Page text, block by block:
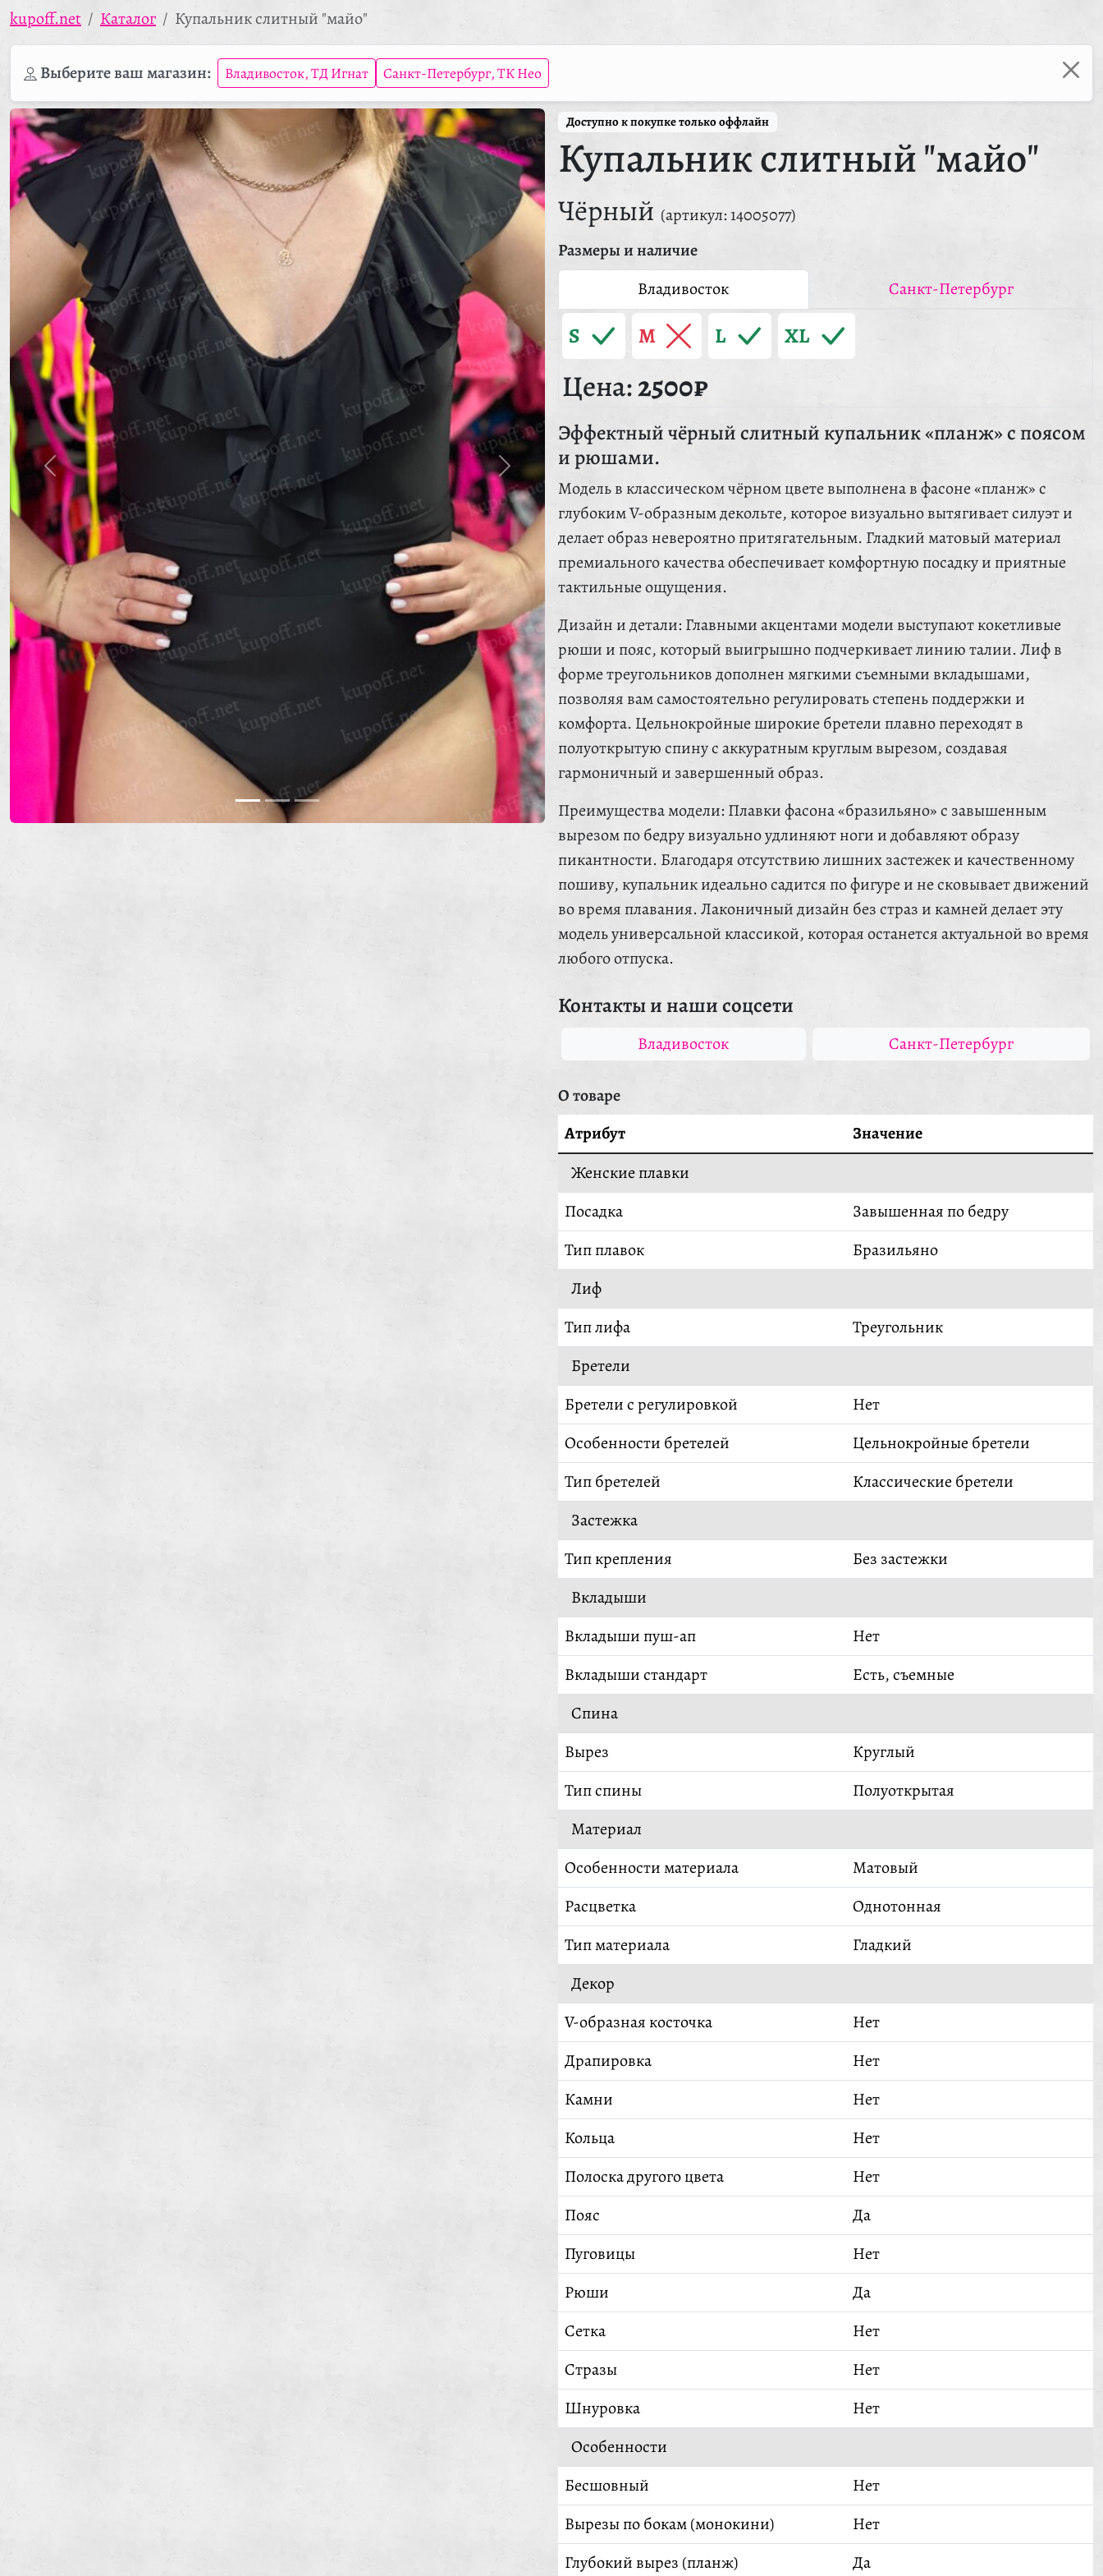
kupoff.net Каталог Купальник слитный "майо"
Выберите ваш магазин: Владивосток, ТД Игнат Санкт-Петербург, ТК Нео
Доступно к покупке только оффлайн
Купальник слитный "майо"
Чёрный (артикул: 14005077)
Размеры и наличие
Владивосток
Санкт-Петербург
S M L XL
Цена:2500₽
Эффектный чёрный слитный купальник «планж» с поясом
и рюшами.
Модель в классическом чёрном цвете выполнена в фасоне «планж» с
глубоким V-образным декольте, которое визуально вытягивает силуэт и
делает образ невероятно притягательным. Гладкий матовый материал
премиального качества обеспечивает комфортную посадку и приятные
тактильные ощущения.
Дизайн и детали: Главными акцентами модели выступают кокетливые
рюши и пояс, который выигрышно подчеркивает линию талии. Лиф в
форме треугольников дополнен мягкими съемными вкладышами,
позволяя вам самостоятельно регулировать степень поддержки и
комфорта. Цельнокройные широкие бретели плавно переходят в
полуоткрытую спину с аккуратным круглым вырезом, создавая
гармоничный и завершенный образ.
Преимущества модели: Плавки фасона «бразильяно» с завышенным
вырезом по бедру визуально удлиняют ноги и добавляют образу
пикантности. Благодаря отсутствию лишних застежек и качественному
пошиву, купальник идеально садится по фигуре и не сковывает движений
во время плавания. Лаконичный дизайн без страз и камней делает эту
модель универсальной классикой, которая останется актуальной во время
любого отпуска.
Контакты и наши соцсети
Владивосток Санкт-Петербург
О товаре
Атрибут
Значение
Женские плавки
Посадка
Завышенная по бедру
Тип плавок
Бразильяно
Лиф
Тип лифа
Треугольник
Бретели
Бретели с регулировкой
Нет
Особенности бретелей
Цельнокройные бретели
Тип бретелей
Классические бретели
Застежка
Тип крепления
Без застежки
Вкладыши
Вкладыши пуш-ап
Нет
Вкладыши стандарт
Есть, съемные
Спина
Вырез
Круглый
Тип спины
Полуоткрытая
Материал
Особенности материала
Матовый
Расцветка
Однотонная
Тип материала
Гладкий
Декор
V-образная косточка
Нет
Драпировка
Нет
Камни
Нет
Кольца
Нет
Полоска другого цвета
Нет
Пояс
Да
Пуговицы
Нет
Рюши
Да
Сетка
Нет
Стразы
Нет
Шнуровка
Нет
Особенности
Бесшовный
Нет
Вырезы по бокам (монокини)
Нет
Глубокий вырез (планж)
Да